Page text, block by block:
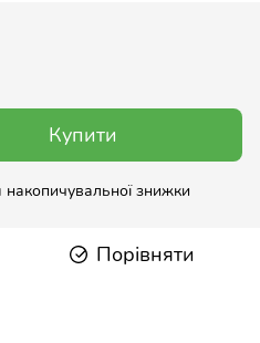
Купити
знижки
Порівняти